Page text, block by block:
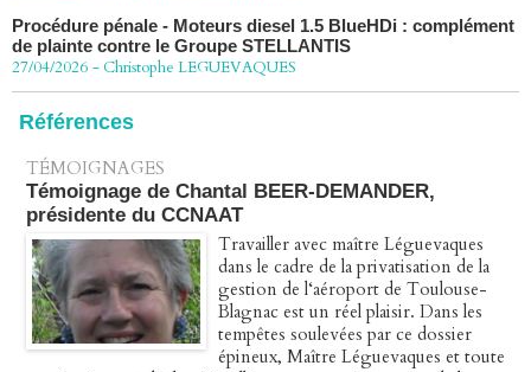
de plainte contre le Groupe STELLANTIS
27/04/2026 -Christophe LEGUEVAQUES
07/04/2026 -Christophe LEGUEVAQUES
Références
TÉMOIGNAGES
Témoignage de Chantal BEER-DEMANDER,
présidente du CCNAAT
Travailler avec maître Léguevaques
dans le cadre de la privatisation de la
gestion de l‘aéroport de Toulouse-
Blagnac est un réel plaisir. Dans les
tempêtes soulevées par ce dossier
épineux, Maître Léguevaques et toute